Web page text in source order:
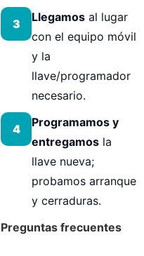
3 Llegamos al lugar
con el equipo móvil
y la
llave/programador
necesario.
4
Programamos y
entregamos la
llave nueva;
probamos arranque
y cerraduras.
Preguntas frecuentes